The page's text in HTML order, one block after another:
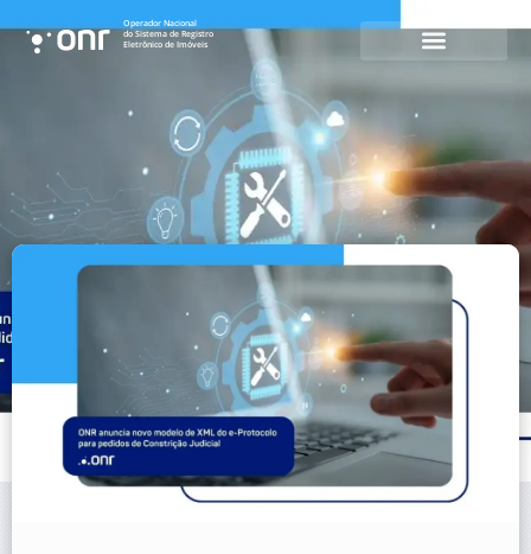
Operador Nacional
do Sistema de Registro
Eletrônico de Imóveis